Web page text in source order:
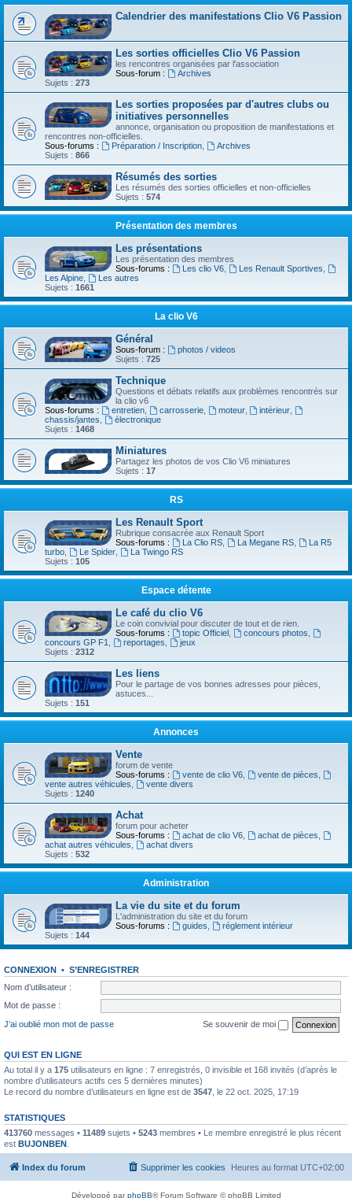
Calendrier des manifestations Clio V6 Passion
Les sorties officielles Clio V6 Passion
les rencontres organisées par l'association
Sous-forum :
Archives
Sujets : 273
Les sorties proposées par d'autres clubs ou
initiatives personnelles
annonce, organisation ou proposition de manifestations et
rencontres non-officielles.
Sous-forums :
Préparation / Inscription,
Archives
Sujets : 866
Résumés des sorties
Les résumés des sorties officielles et non-officielles
Sujets : 574
Présentation des membres
Les présentations
Les présentation des membres
Sous-forums :
Les clio V6, Les Renault Sportives,
Les Alpine,
Les autres
Sujets : 1661
La clio V6
Général
Sous-forum :
photos / videos
Sujets : 725
Technique
Questions et débats relatifs aux problèmes rencontrés sur
la clio v6
Sous-forums :
entretien, carrosserie, moteur, intérieur,
chassis/jantes,
électronique
Sujets : 1468
Miniatures
Partagez les photos de vos Clio V6 miniatures
Sujets : 17
RS
Les Renault Sport
Rubrique consacrée aux Renault Sport
Sous-forums :
La Clio RS, La Megane RS,
La R5
turbo, Le Spider,
La Twingo RS
Sujets : 105
Espace détente
Le café du clio V6
Le coin convivial pour discuter de tout et de rien.
Sous-forums :
topic Officiel , concours photos,
concours GP F1, reportages,
jeux
Sujets : 2312
Les liens
Pour le partage de vos bonnes adresses pour pièces,
astuces...
Sujets : 151
Annonces
Vente
forum de vente
Sous-forums :
vente de clio V6, vente de pièces,
vente autres véhicules,
vente divers
Sujets : 1240
Achat
forum pour acheter
Sous-forums :
achat de clio V6, achat de pièces,
achat autres véhicules,
achat divers
Sujets : 532
Administration
La vie du site et du forum
L'administration du site et du forum
Sous-forums :
guides,
réglement intérieur
Sujets : 144
CONNEXION • S’ENREGISTRER
Nom d’utilisateur :
Mot de passe :
J’ai oublié mon mot de passe
Se souvenir de moi
QUI EST EN LIGNE
Au total il y a 175 utilisateurs en ligne : 7 enregistrés, 0 invisible et 168 invités (d’après le
nombre d’utilisateurs actifs ces 5 dernières minutes)
Le record du nombre d’utilisateurs en ligne est de 3547 , le 22 oct. 2025, 17:19
STATISTIQUES
413760 messages • 11489 sujets • 5243 membres • Le membre enregistré le plus récent
est BUJONBEN
Index du forum Heures au format UTC+02:00
Supprimer les cookies
Développé parphpBB® Forum Software © phpBB Limited